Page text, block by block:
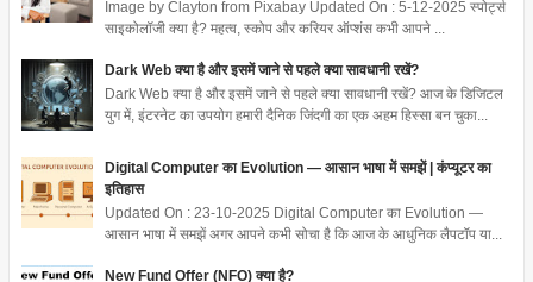
Image by Clayton from Pixabay Updated On : 5-12-2025 स्पोर्ट्स
साइकोलॉजी क्या है? महत्व, स्कोप और करियर ऑप्शंस कभी आपने ...
Dark Web क्या है और इसमें जाने से पहले क्या सावधानी रखें?
Dark Web क्या है और इसमें जाने से पहले क्या सावधानी रखें? आज के डिजिटल
युग में, इंटरनेट का उपयोग हमारी दैनिक जिंदगी का एक अहम हिस्सा बन चुका...
Digital Computer का Evolution — आसान भाषा में समझें | कंप्यूटर का
इतिहास
Updated On : 23-10-2025 Digital Computer का Evolution —
आसान भाषा में समझें अगर आपने कभी सोचा है कि आज के आधुनिक लैपटॉप या...
New Fund Offer (NFO) क्या है?